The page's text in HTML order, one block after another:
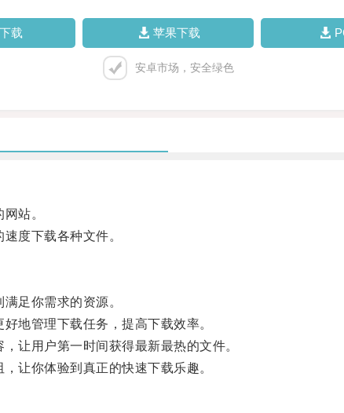
载 苹果下载
安卓市场，安全绿色
站。
度下载各种文件。
足你需求的资源。
地管理下载任务，提高下载效率。
用户第一时间获得最新最热的文件。
让你体验到真正的快速下载乐趣。